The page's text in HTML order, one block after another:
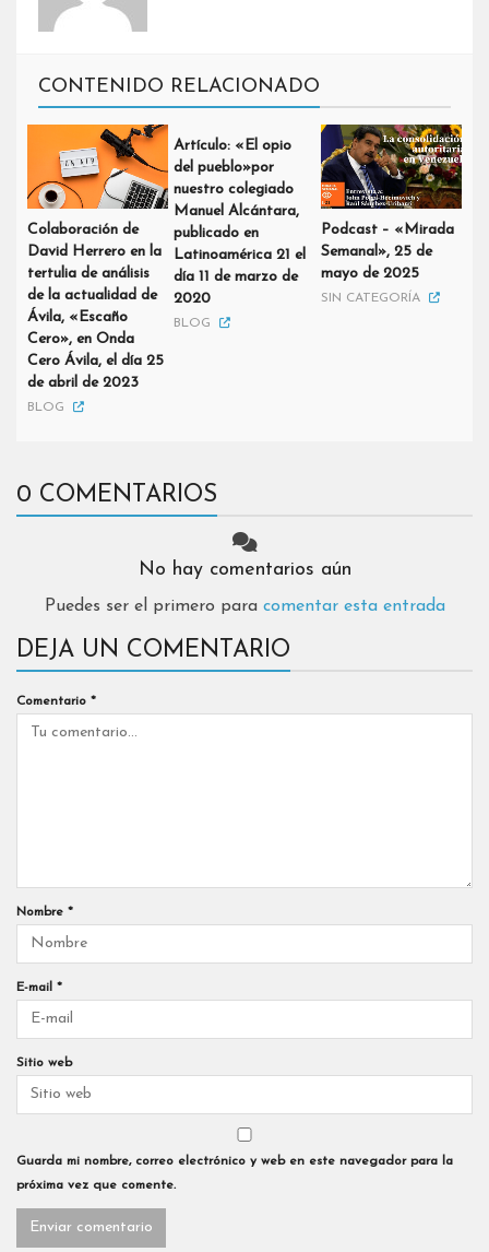
CONTENIDO RELACIONADO
Colaboración de
David Herrero en la
tertulia de análisis
de la actualidad de
Ávila, «Escaño
Cero», en Onda
Cero Ávila, el día 25
de abril de 2023
BLOG
Artículo: «El opio
del pueblo»por
nuestro colegiado
Manuel Alcántara,
publicado en
Latinoamérica 21 el
día 11 de marzo de
2020
BLOG
Podcast – «Mirada
Semanal», 25 de
mayo de 2025
SIN CATEGORÍA
0 COMENTARIOS
No hay comentarios aún
Puedes ser el primero para comentar esta entrada
DEJA UN COMENTARIO
Comentario *
Nombre *
E-mail *
Sitio web
Guarda mi nombre, correo electrónico y web en este navegador para la
próxima vez que comente.